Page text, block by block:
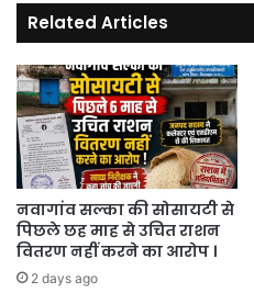
आगे
।
Related Articles
नवागांव सल्का की सोसायटी से
पिछले छह माह से उचित राशन
वितरण नहीं करने का आरोप ।
2 days ago